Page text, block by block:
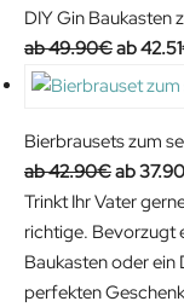
DIY Gin Baukasten
49.90€O
r
g
i
n
a
l
p
42.51
Bierbrausets zum
42.90€O
r
i
g
i
37.90
Trinkt Ihr Vater
richtige. Bevorzugt
Baukasten oder ein
perfekten